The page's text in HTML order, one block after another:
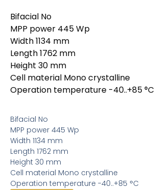
Bifacial No
MPP power 445 Wp
Width1134 mm
Length1762 mm
Height 30 mm
Cell material Mono crystalline
Operation temperature -40..+85 °C
Bifacial No
MPP power 445 Wp
Width 1134 mm
Length 1762 mm
Height 30 mm
Cell material Mono crystalline
Operation temperature -40..+85 °C